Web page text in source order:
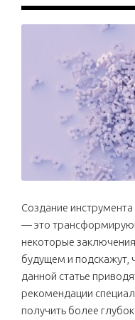
Создание
— это
некоторые
будущем и подскажут,
данной статье
рекомендации
получить более